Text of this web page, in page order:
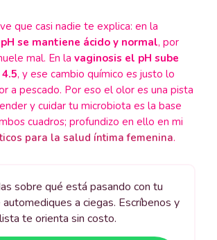
que casi nadie te explica: en la
se mantiene ácido y normal, por
mal. En lavaginosis el pH sube
, y ese cambio químico es justo lo
a pescado. Por eso el olor es una pista
y cuidar tu microbiota es la base
cuadros; profundizo en ello en mi
para la salud íntima femenina.
sobre qué está pasando con tu
a ciegas. Escríbenos y
te orienta sin costo.